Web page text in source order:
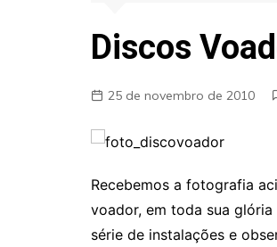
Pareidolia
Discos
25 de novembro de 2010
Recebemos a fotografia
voador, em toda sua
série de instalações e